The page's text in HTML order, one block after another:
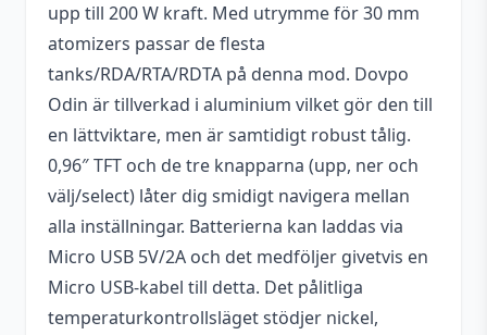
upp till 200 W kraft. Med utrymme för 30 mm
atomizers passar de flesta
tanks/RDA/RTA/RDTA på denna mod. Dovpo
Odin är tillverkad i aluminium vilket gör den till
en lättviktare, men är samtidigt robust tålig.
0,96″ TFT och de tre knapparna (upp, ner och
välj/select) låter dig smidigt navigera mellan
alla inställningar. Batterierna kan laddas via
Micro USB 5V/2A och det medföljer givetvis en
Micro USB-kabel till detta. Det pålitliga
temperaturkontrollsläget stödjer nickel,
Höjd
90 mm
Laddning via USB
Ja (Max 2 A)
Lägen
Temperaturkontroll,
Variabel Watt (VW/Power)
Skärm
0,96" TFT-skärm
Variabel watt
1 – 200 W
Volt
0,2 – 8V
Temperaturkontroll Ja